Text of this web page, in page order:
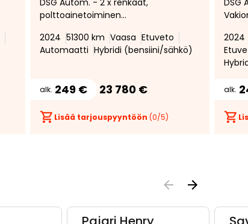
DSG Autom. - 2 x renkaat,
polttoainetoiminen
Carplay ja AndroidAuto
liitettävyys, avaimeton
2024 51300 km Vaasa Etuveto
Automaatti Hybridi (bensiini/sähkö)
alk. 249 € 23 780 €
Lisää tarjouspyyntöön (0/5)
DSG
2024
alk.